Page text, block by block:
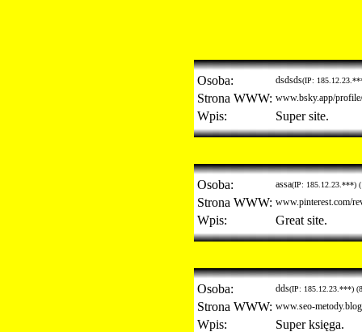
Osoba: dsdsds(IP:
Strona WWW: www.bsky.app/
Wpis: Super site.
Osoba: assa(IP: 185.12.23.***)
Strona WWW: www.pinterest.com/
Wpis: Great site.
Osoba: dds(IP: 185.12.23.***)
Strona WWW: www.seo-
Wpis: Super księga.